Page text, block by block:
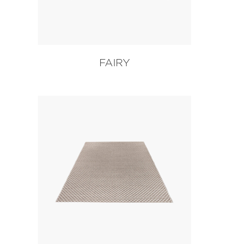
FAIRY